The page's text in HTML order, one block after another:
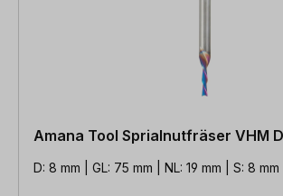
Amana Tool Sprialnutfräser VHM
D: 8 mm | GL: 75 mm | NL: 19 mm | S: 8 mm